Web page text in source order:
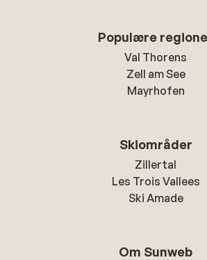
Populære
Val Thorens
Zell am See
Mayrhofen
Skiområder
Zillertal
Les Trois Vallees
Ski Amade
Om Sunweb